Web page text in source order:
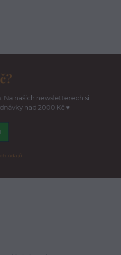
Na našich newsletterech si
nad 2000 Kč ♥
údajů.